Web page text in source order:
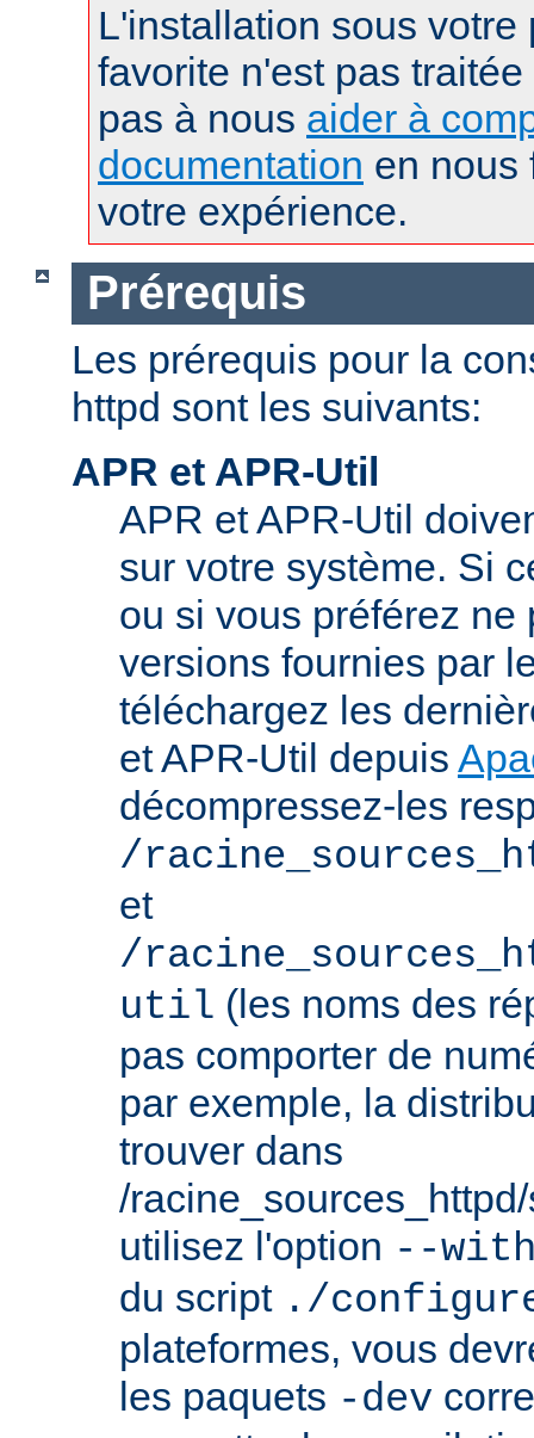
L'installation sous votre
favorite n'est pas
pas à nous aider à
documentation en nous
votre expérience.
Prérequis
Les prérequis pour la
httpd sont les suivants:
APR et APR-Util
APR et APR-Util
sur votre système. Si
ou si vous préférez ne
versions fournies par
téléchargez les
et APR-Util depuis
décompressez-les
/
et
/
util (les noms des
pas comporter de
par exemple, la
trouver dans
/
utilisez l'option --
du script ./
plateformes, vous
les paquets -dev